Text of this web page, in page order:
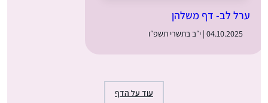
ערל לב- דף משלהן
04.10.2025 | י״ב בתשרי תשפ״ו
עוד על הדף